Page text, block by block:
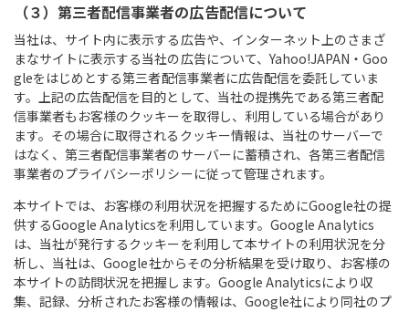
（３）第三者配信事業者の広告配信について
当社は、サイト内に表示する広告や、インターネット上のさまざ
まなサイトに表示する当社の広告について、Yahoo!JAPAN・Goo
gleをはじめとする第三者配信事業者に広告配信を委託していま
す。上記の広告配信を目的として、当社の提携先である第三者配
信事業者もお客様のクッキーを取得し、利用している場合があり
ます。その場合に取得されるクッキー情報は、当社のサーバーで
はなく、第三者配信事業者のサーバーに蓄積され、各第三者配信
事業者のプライバシーポリシーに従って管理されます。
本サイトでは、お客様の利用状況を把握するためにGoogle社の提
供するGoogle Analyticsを利用しています。Google Analytics
は、当社が発行するクッキーを利用して本サイトの利用状況を分
析し、当社は、Google社からその分析結果を受け取り、お客様の
本サイトの訪問状況を把握します。Google Analyticsにより収
集、記録、分析されたお客様の情報は、Google社により同社のプ